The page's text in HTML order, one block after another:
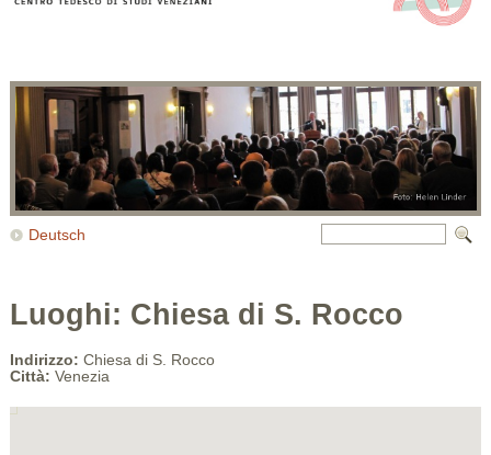
Deutsch
Luoghi: Chiesa di S. Rocco
Indirizzo: Chiesa di S. Rocco
Città: Venezia